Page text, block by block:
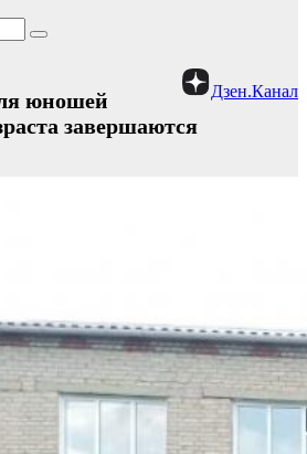
Дзен.Канал
юношей
завершаются